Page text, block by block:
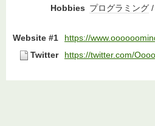
Hobbies プログラミング /
Website #1
https://
Twitter
https://twitter.com/